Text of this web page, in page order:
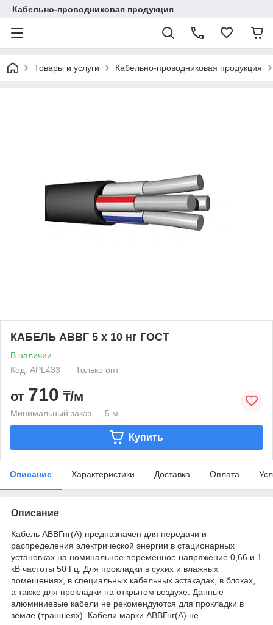
Кабельно-проводниковая продукция
Товары и услуги Кабельно-проводниковая продукция
КАБЕЛЬ АВВГ 5 х 10 нг ГОСТ
В наличии
Код: APL433
Только опт
от 710 ₸/м
Минимальный заказ — 5 м
Купить
Описание Характеристики Доставка Оплата
Описание
Кабель АВВГнг(А) предназначен для передачи и
распределения электрической энергии в стационарных
установках на номинальное переменное напряжение 0,66 и 1
кВ частоты 50 Гц. Для прокладки в сухих и влажных
помещениях, в специальных кабельных эстакадах, в блоках,
а также для прокладки на открытом воздухе. Данные
алюминиевые кабели не рекомендуются для прокладки в
земле (траншеях). Кабели марки АВВГнг(А) не